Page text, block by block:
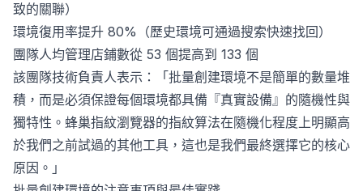
致的關聯）
環境復用率提升 80%（歷史環境可通過搜索快速找回）
團隊人均管理店鋪數從 53 個提高到 133 個
該團隊技術負責人表示：「批量創建環境不是簡單的數量堆
積，而是必須保證每個環境都具備『真實設備』的隨機性與
獨特性。蜂巢指紋瀏覽器的指紋算法在隨機化程度上明顯高
於我們之前試過的其他工具，這也是我們最終選擇它的核心
原因。」